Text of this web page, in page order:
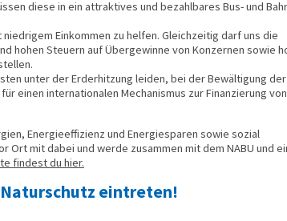
diese in ein attraktives und bezahlbares Bus- und
niedrigem Einkommen zu helfen. Gleichzeitig darf uns die
hohen Steuern auf Übergewinne von Konzernen sowie
unter der Erderhitzung leiden, bei der Bewältigung der
einen internationalen Mechanismus zur Finanzierung von
Energieeffizienz und Energiesparen sowie sozial
Ort mit dabei und werde zusammen mit dem NABU und
findest du hier.
eintreten!